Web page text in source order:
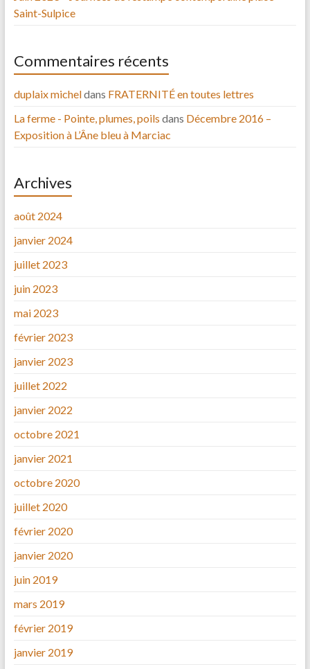
Saint-Sulpice
Commentaires récents
duplaix micheldans FRATERNITÉ en toutes lettres
La ferme - Pointe, plumes, poils dans Décembre 2016 –
Exposition à L’Âne bleu à Marciac
Archives
août 2024
janvier 2024
juillet 2023
juin 2023
mai 2023
février 2023
janvier 2023
juillet 2022
janvier 2022
octobre 2021
janvier 2021
octobre 2020
juillet 2020
février 2020
janvier 2020
juin 2019
mars 2019
février 2019
janvier 2019